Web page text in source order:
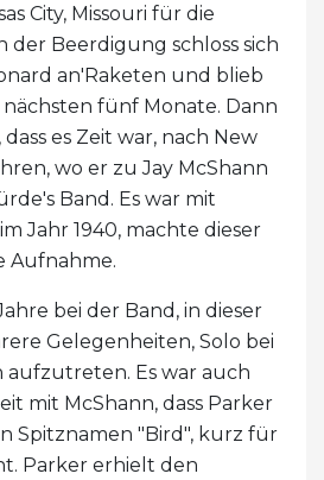
City, Missouri für die
der Beerdigung schloss sich
an'Raketen und blieb
fünf Monate. Dann
es Zeit war, nach New
wo er zu Jay McShann
Band. Es war mit
Jahr 1940, machte dieser
Aufnahme.
bei der Band, in dieser
Gelegenheiten, Solo bei
Es war auch
mit McShann, dass Parker
Spitznamen "Bird", kurz für
Parker erhielt den